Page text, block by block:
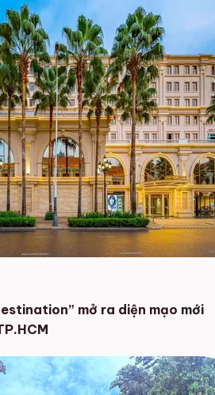
mở ra diện mạo mới